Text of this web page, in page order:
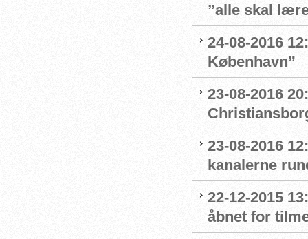
”alle skal
24-08-2016
København”
23-08-2016
23-08-2016
kanalerne
22-12-2015
åbnet for